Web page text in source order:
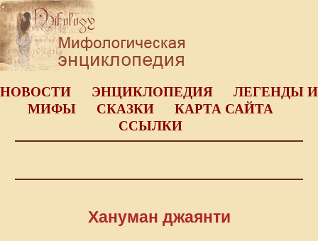
НОВОСТИ ЭНЦИКЛОПЕДИЯ
ЛЕГЕНДЫ И
МИФЫ
СКАЗКИ
КАРТА САЙТА
ССЫЛКИ
Хануман джаянти